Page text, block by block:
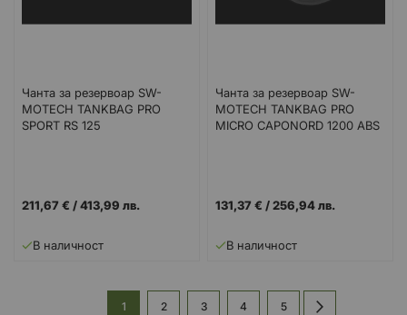
Чанта за резервоар SW-
MOTECH TANKBAG PRO
SPORT RS 125
211,67 € /413,99 лв.
В наличност
Чанта за резервоар SW-
MOTECH TANKBAG PRO
MICRO CAPONORD 1200 ABS
131,37 € /256,94 лв.
В наличност
В1 Страница
2 Страница
3 Страница
4 Страница
5